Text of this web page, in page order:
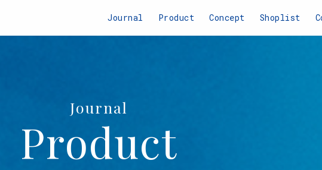
Journal Product Concept Shoplist
Journal
Product